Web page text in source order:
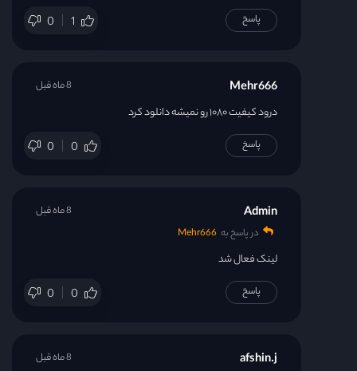
0 1 پاسخ
Mehr666
درود کیفیت ۱۰۸۰ رو نمیشه دانلود کرد
0 0
8 ماه قبل
پاسخ
Admin
در پاسخ به Mehr666
لینک فعال شد
0 0
8 ماه قبل
پاسخ
afshin.j 8 ماه قبل